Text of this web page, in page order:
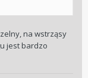
na wstrząsy
jest bardzo